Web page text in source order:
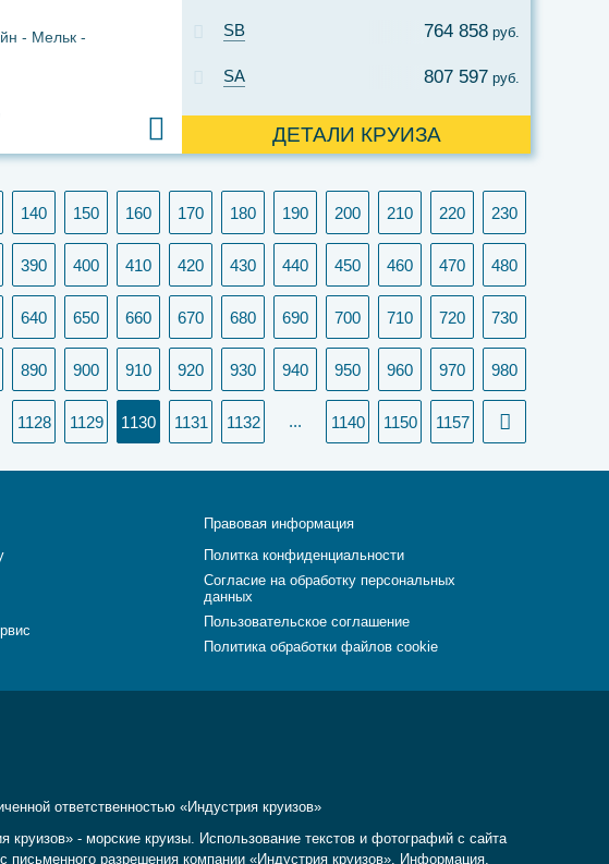
Мельк
SB 764 858 руб.
SA 807 597 руб.
ДЕТАЛИ КРУИЗА
140 150 160 170 180 190 200 210 220 230
390 400 410 420 430 440 450 460 470 480
640 650 660 670 680 690 700 710 720 730
890 900 910 920 930 940 950 960 970 980
1128 1129 1130(current)
1131 1132 ... 1140 1150 1157
Правовая информация
Политка конфиденциальности
Согласие на обработку персональных
данных
Пользовательское соглашение
Политика обработки файлов cookie
ответственностью «Индустрия круизов»
круизов» - морские круизы. Использование текстов и фотографий с сайта
письменного разрешения компании «Индустрия круизов». Информация,